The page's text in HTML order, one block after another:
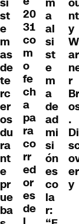
st
e
m
as
de
te
rc
er
os
du
ra
nt
e
pr
ue
ba
20
31
co
m
o
fe
ch
a
pa
ra
co
rr
ed
or
es
de
a
al
si
st
e
m
a
de
ad
mi
si
ón
es
co
la
r:
nt
y
W
ar
r
Br
.
Di
er
y